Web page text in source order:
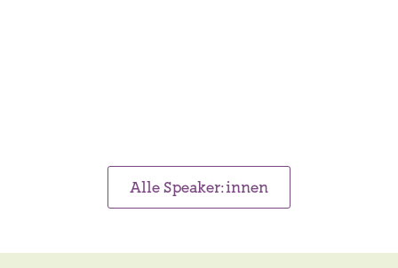
Alle Speaker:innen